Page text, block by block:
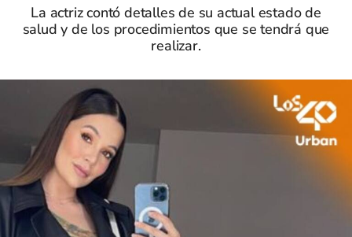
La actriz contó detalles de su actual estado de
salud y de los procedimientos que se tendrá que
realizar.